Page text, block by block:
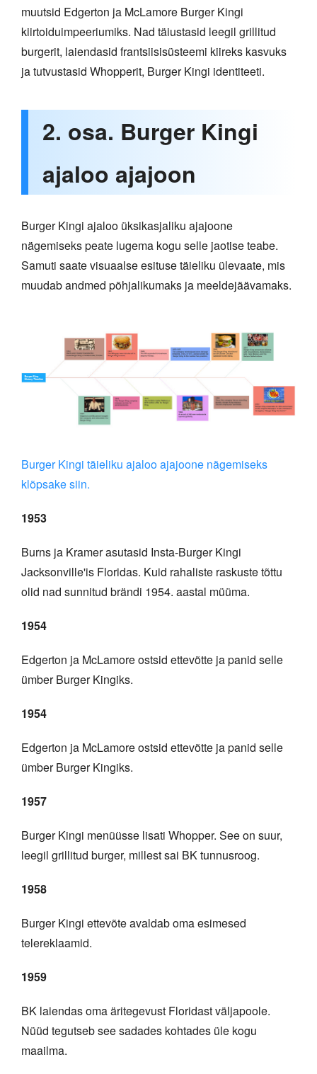
muutsid Edgerton ja McLamore Burger Kingi
kiirtoiduimpeeriumiks. Nad täiustasid leegil grillitud
burgerit, laiendasid frantsiisisüsteemi kiireks kasvuks
ja tutvustasid Whopperit, Burger Kingi identiteeti.
2. osa. Burger Kingi
ajaloo ajajoon
Burger Kingi ajaloo üksikasjaliku ajajoone
nägemiseks peate lugema kogu selle jaotise teabe.
Samuti saate visuaalse esituse täieliku ülevaate, mis
muudab andmed põhjalikumaks ja meeldejäävamaks.
Burger Kingi täieliku ajaloo ajajoone nägemiseks
klõpsake siin.
1953
Burns ja Kramer asutasid Insta-Burger Kingi
Jacksonville'is Floridas. Kuid rahaliste raskuste tõttu
olid nad sunnitud brändi 1954. aastal müüma.
1954
Edgerton ja McLamore ostsid ettevõtte ja panid selle
ümber Burger Kingiks.
1954
Edgerton ja McLamore ostsid ettevõtte ja panid selle
ümber Burger Kingiks.
1957
Burger Kingi menüüsse lisati Whopper. See on suur,
leegil grillitud burger, millest sai BK tunnusroog.
1958
Burger Kingi ettevõte avaldab oma esimesed
telereklaamid.
1959
BK laiendas oma äritegevust Floridast väljapoole.
Nüüd tegutseb see sadades kohtades üle kogu
maailma.